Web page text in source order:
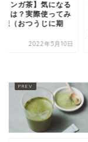
リンガ茶】気になる
ミは？実際使ってみ
想（おつうじに期
2022年5月10日